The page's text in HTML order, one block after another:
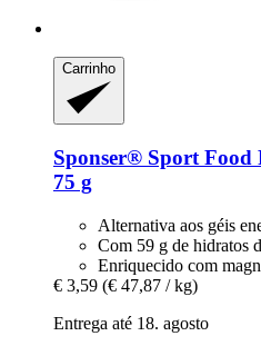
Carrinho
Sponser® Sport Food
75 g
Alternativa aos géis
Com 59 g de hidratos
Enriquecido com
€ 3,59 (€ 47,87 / kg)
Entrega até 18. agosto